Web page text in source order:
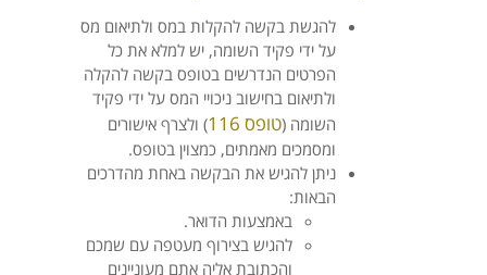
להגשת בקשה להקלות במס ולתיאום מס
על ידי פקיד השומה, יש למלא את כל
הפרטים הנדרשים בטופס בקשה להקלה
ולתיאום בחישוב ניכויי המס על ידי פקיד
השומה (טופס 116
) ולצרף אישורים
ומסמכים מאמתים, כמצוין בטופס.
ניתן להגיש את הבקשה באחת מהדרכים
הבאות:
באמצעות הדואר.
להגיש בצירוף מעטפה עם שמכם
והכתובת אליה אתם מעוניינים